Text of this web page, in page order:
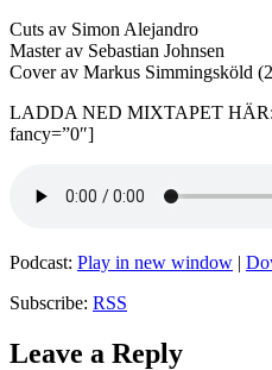
Cuts av Simon Alejandro
Master av Sebastian Johnsen
Cover av Markus Simmingsköld
LADDA NED MIXTAPET HÄR:
fancy=”0″]
Podcast: Play in new window |
Subscribe: RSS
Leave a Reply